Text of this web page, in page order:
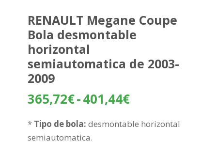
RENAULT Megane Coupe
Bola desmontable
horizontal
semiautomatica de 2003-
2009
365,72€-401,44€Rango
precios:
* Tipo de bola: desmontable horizontal
semiautomatica.